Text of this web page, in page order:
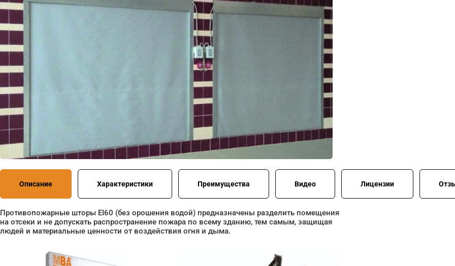
Описание Характеристики Преимущества Видео Лицензии
Противопожарные шторы EI60 (без орошения водой) предназначены разделить помещения
на отсеки и не допускать распространение пожара по всему зданию, тем самым, защищая
людей и материальные ценности от воздействия огня и дыма.